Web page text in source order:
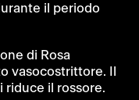
il periodo
di Rosa
vasocostrittore. Il
riduce il rossore.